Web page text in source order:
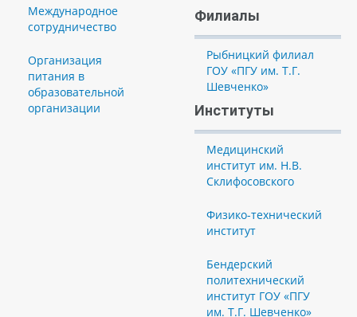
Международное
сотрудничество
Организация
питания в
образовательной
организации
Филиалы
Рыбницкий филиал
ГОУ «ПГУ им. Т.Г.
Шевченко»
Институты
Медицинский
институт им. Н.В.
Склифосовского
Физико-технический
институт
Бендерский
политехнический
институт ГОУ «ПГУ
им. Т.Г. Шевченко»